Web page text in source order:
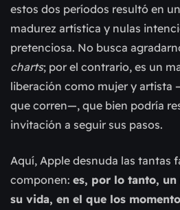
estos dos períodos resultó en
madurez artística y nulas
pretenciosa. No busca
charts; por el contrario, es un
liberación como mujer y artista
que corren—, que bien podría
invitación a seguir sus pasos.
Aquí, Apple desnuda las tantas
componen: es, por lo tanto,
su vida, en el que los